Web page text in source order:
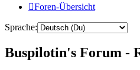
Foren-Übersicht
Sprache:
Buspilotin's Forum -